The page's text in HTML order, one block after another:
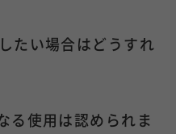
たい場合はどうすれ
る使用は認められま